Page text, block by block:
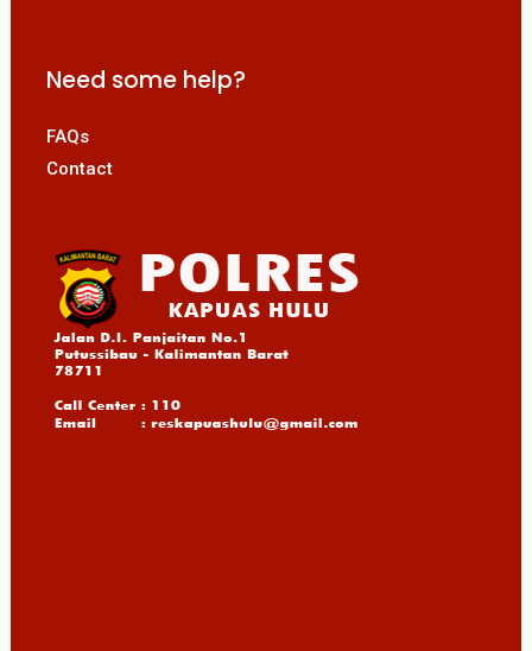
Need some help?
FAQs
Contact